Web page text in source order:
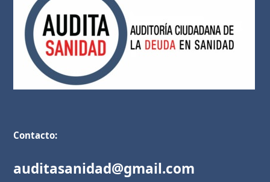
Contacto:
auditasanidad@gmail.com